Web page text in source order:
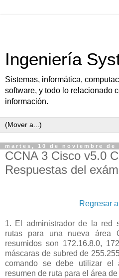
Ingeniería
Sistemas, informática,
software, y todo lo relacionado
información.
martes, 10 de noviembre de
CCNA 3 Cisco v5.0
Respuestas del
Regresar
1. El administrador de la red
rutas para una nueva área
resumidos son 172.16.8.0,
máscaras de subred de
comando se debe utilizar el
resumen de ruta para el área